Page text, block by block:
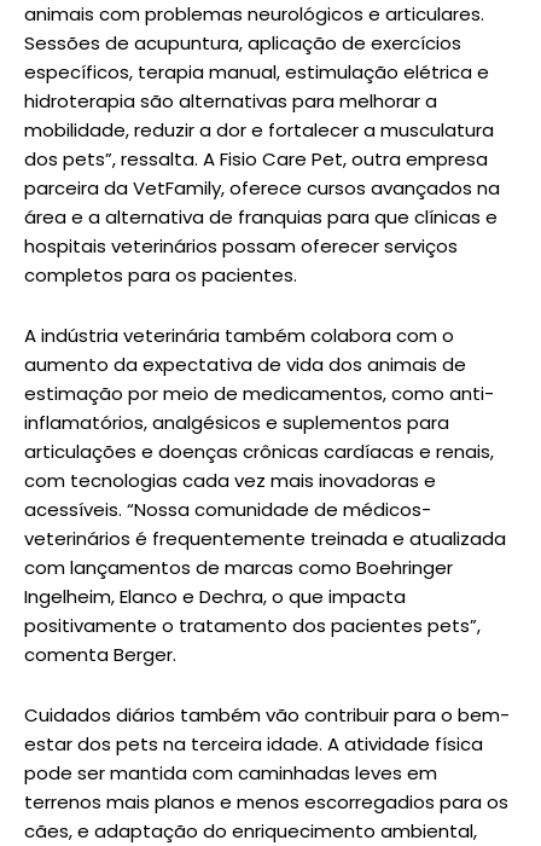
animais com problemas neurológicos e articulares.
Sessões de acupuntura, aplicação de exercícios
específicos, terapia manual, estimulação elétrica e
hidroterapia são alternativas para melhorar a
mobilidade, reduzir a dor e fortalecer a musculatura
dos pets”, ressalta. A Fisio Care Pet, outra empresa
parceira da VetFamily, oferece cursos avançados na
área e a alternativa de franquias para que clínicas e
hospitais veterinários possam oferecer serviços
completos para os pacientes.
A indústria veterinária também colabora com o
aumento da expectativa de vida dos animais de
estimação por meio de medicamentos, como anti-
inflamatórios, analgésicos e suplementos para
articulações e doenças crônicas cardíacas e renais,
com tecnologias cada vez mais inovadoras e
acessíveis. “Nossa comunidade de médicos-
veterinários é frequentemente treinada e atualizada
com lançamentos de marcas como Boehringer
Ingelheim, Elanco e Dechra, o que impacta
positivamente o tratamento dos pacientes pets”,
comenta Berger.
Cuidados diários também vão contribuir para o bem-
estar dos pets na terceira idade. A atividade física
pode ser mantida com caminhadas leves em
terrenos mais planos e menos escorregadios para os
cães, e adaptação do enriquecimento ambiental,